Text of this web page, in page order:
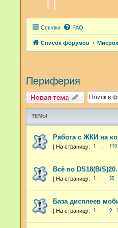
Ссылки FAQ
Список форумов
Периферия
Новая тема
ТЕМЫ
Работа с ЖКИ на
1 119
Всё по DS18(B/S)20.
1 55
База дисплеев
1 9